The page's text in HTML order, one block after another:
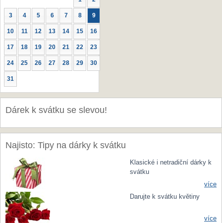
3 4 5 6 7 8 9
10 11 12 13 14 15 16
17 18 19 20 21 22 23
24 25 26 27 28 29 30
31
Dárek k svátku se slevou!
Najisto: Tipy na dárky k svátku
Klasické i netradiční dárky k
svátku
více
Darujte k svátku květiny
více